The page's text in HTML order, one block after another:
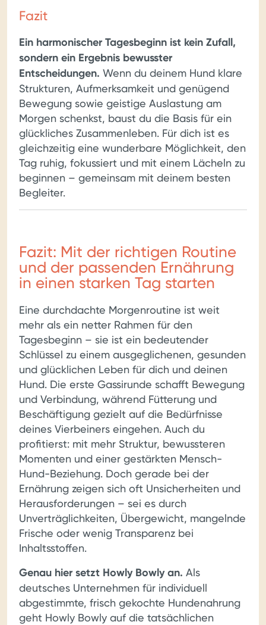
Fazit
Ein harmonischer Tagesbeginn ist kein Zufall,
sondern ein Ergebnis bewusster
Entscheidungen. Wenn du deinem Hund klare
Strukturen, Aufmerksamkeit und genügend
Bewegung sowie geistige Auslastung am
Morgen schenkst, baust du die Basis für ein
glückliches Zusammenleben. Für dich ist es
gleichzeitig eine wunderbare Möglichkeit, den
Tag ruhig, fokussiert und mit einem Lächeln zu
beginnen – gemeinsam mit deinem besten
Begleiter.
Fazit: Mit der richtigen Routine
und der passenden Ernährung
in einen starken Tag starten
Eine durchdachte Morgenroutine ist weit
mehr als ein netter Rahmen für den
Tagesbeginn – sie ist ein bedeutender
Schlüssel zu einem ausgeglichenen, gesunden
und glücklichen Leben für dich und deinen
Hund. Die erste Gassirunde schafft Bewegung
und Verbindung, während Fütterung und
Beschäftigung gezielt auf die Bedürfnisse
deines Vierbeiners eingehen. Auch du
profitierst: mit mehr Struktur, bewussteren
Momenten und einer gestärkten Mensch-
Hund-Beziehung. Doch gerade bei der
Ernährung zeigen sich oft Unsicherheiten und
Herausforderungen – sei es durch
Unverträglichkeiten, Übergewicht, mangelnde
Frische oder wenig Transparenz bei
Inhaltsstoffen.
Genau hier setzt Howly Bowly an. Als
deutsches Unternehmen für individuell
abgestimmte, frisch gekochte Hundenahrung
geht Howly Bowly auf die tatsächlichen